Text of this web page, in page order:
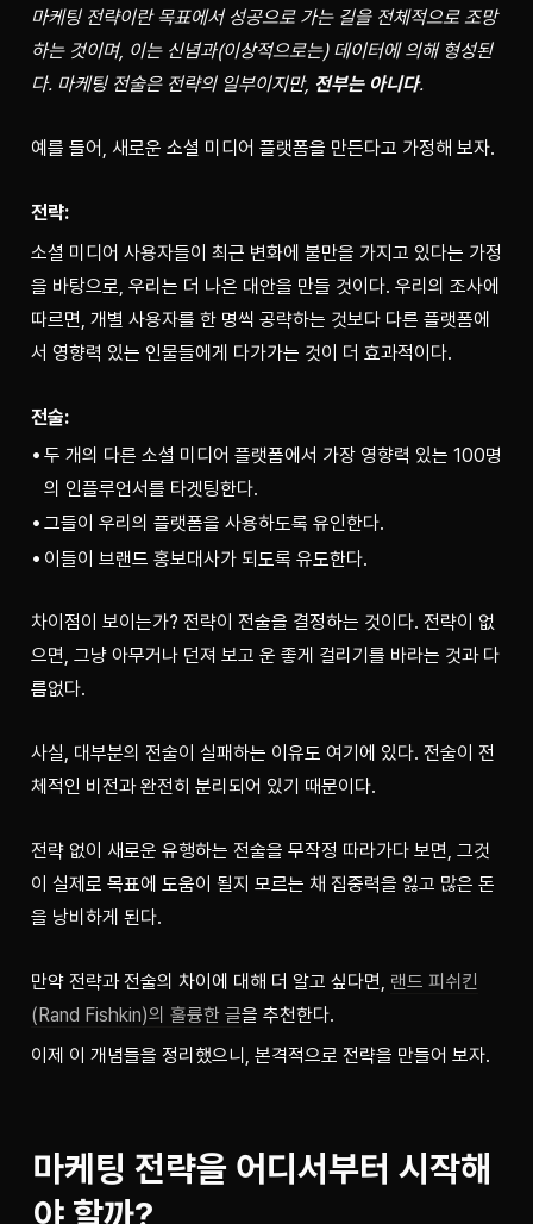
마케팅 전략이란 목표에서 성공으로 가는 길을 전체적으로 조망
하는 것이며, 이는 신념과(이상적으로는) 데이터에 의해 형성된
다. 마케팅 전술은 전략의 일부이지만, 전부는 아니다.
예를 들어, 새로운 소셜 미디어 플랫폼을 만든다고 가정해 보자.
전략:
소셜 미디어 사용자들이 최근 변화에 불만을 가지고 있다는 가정
을 바탕으로, 우리는 더 나은 대안을 만들 것이다. 우리의 조사에
따르면, 개별 사용자를 한 명씩 공략하는 것보다 다른 플랫폼에
서 영향력 있는 인물들에게 다가가는 것이 더 효과적이다.
전술:
두 개의 다른 소셜 미디어 플랫폼에서 가장 영향력 있는 100명
의 인플루언서를 타겟팅한다.
그들이 우리의 플랫폼을 사용하도록 유인한다.
이들이 브랜드 홍보대사가 되도록 유도한다.
차이점이 보이는가? 전략이 전술을 결정하는 것이다. 전략이 없
으면, 그냥 아무거나 던져 보고 운 좋게 걸리기를 바라는 것과 다
름없다.
사실, 대부분의 전술이 실패하는 이유도 여기에 있다. 전술이 전
체적인 비전과 완전히 분리되어 있기 때문이다.
전략 없이 새로운 유행하는 전술을 무작정 따라가다 보면, 그것
이 실제로 목표에 도움이 될지 모르는 채 집중력을 잃고 많은 돈
을 낭비하게 된다.
만약 전략과 전술의 차이에 대해 더 알고 싶다면, 랜드 피쉬킨
(Rand Fishkin)의 훌륭한 글을 추천한다.
이제 이 개념들을 정리했으니, 본격적으로 전략을 만들어 보자.
마케팅 전략을 어디서부터 시작해
야 할까?